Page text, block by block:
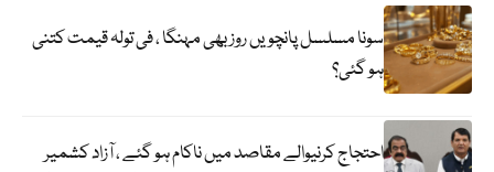
سونا مسلسل پانچویں روز بھی مہنگا ، فی تولہ قیمت کتنی
ہو گئی؟
احتجاج کرنیوالے مقاصد میں ناکام ہو گئے ، آزاد کشمیر